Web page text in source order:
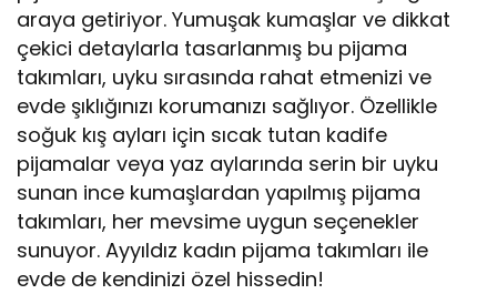
araya getiriyor. Yumuşak kumaşlar ve dikkat
çekici detaylarla tasarlanmış bu pijama
takımları, uyku sırasında rahat etmenizi ve
evde şıklığınızı korumanızı sağlıyor. Özellikle
soğuk kış ayları için sıcak tutan kadife
pijamalar veya yaz aylarında serin bir uyku
sunan ince kumaşlardan yapılmış pijama
takımları, her mevsime uygun seçenekler
sunuyor. Ayyıldız kadın pijama takımları ile
evde de kendinizi özel hissedin!